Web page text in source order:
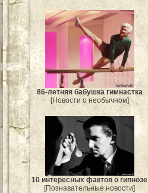
86-летняя бабушка гимнастка
[Новости о необычном]
10 интересных фактов о гипнозе
[Познавательные новости]